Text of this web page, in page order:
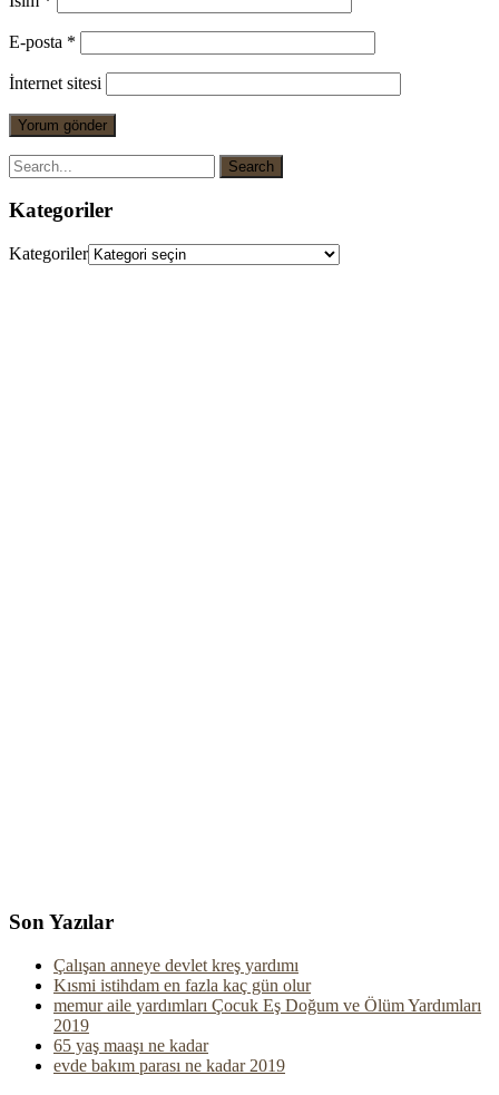
E-posta *
İnternet sitesi
Kategoriler
Kategoriler
Son Yazılar
Çalışan anneye devlet kreş yardımı
Kısmi istihdam en fazla kaç gün olur
memur aile yardımları Çocuk Eş Doğum ve Ölüm Yardımları
2019
65 yaş maaşı ne kadar
evde bakım parası ne kadar 2019